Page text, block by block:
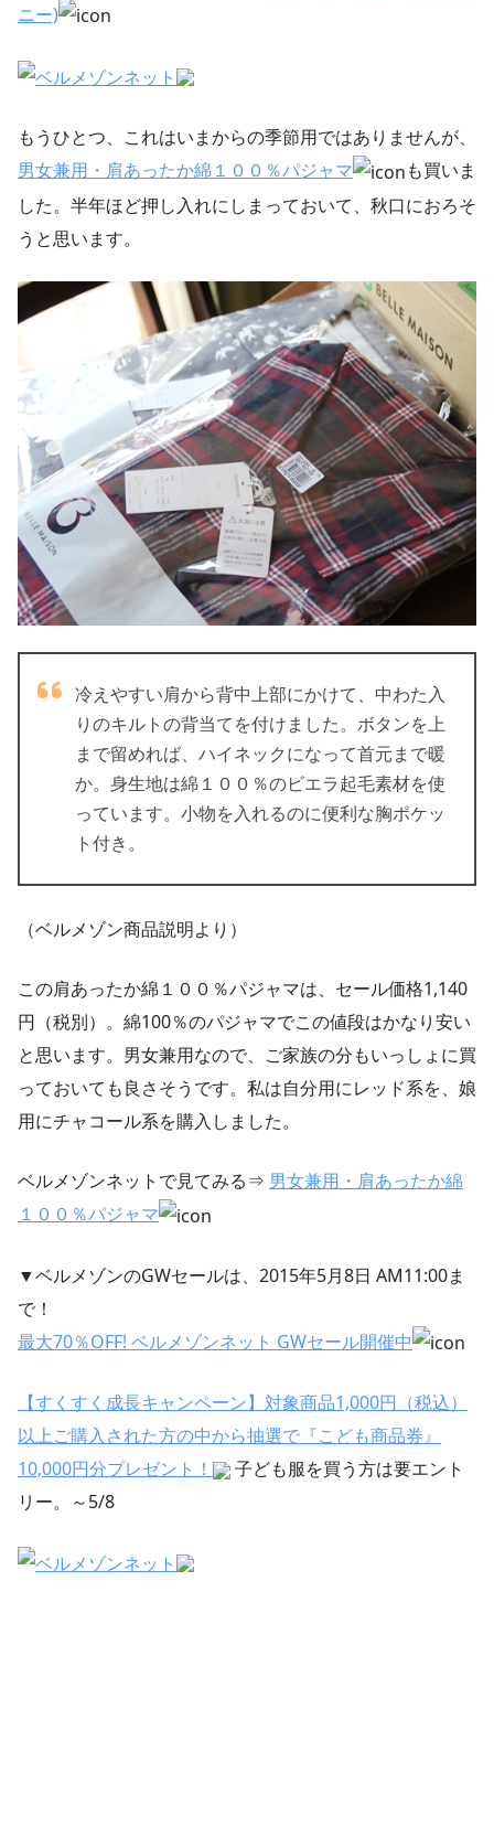
ニー)
もうひとつ、これはいまからの季節用ではありませんが、
男女兼用・肩あったか綿１００％パジャマ
も買いま
した。半年ほど押し入れにしまっておいて、秋口におろそ
うと思います。
冷えやすい肩から背中上部にかけて、中わた入
りのキルトの背当てを付けました。ボタンを上
まで留めれば、ハイネックになって首元まで暖
か。身生地は綿１００％のビエラ起毛素材を使
っています。小物を入れるのに便利な胸ポケッ
ト付き。
（ベルメゾン商品説明より）
この肩あったか綿１００％パジャマは、セール価格1,140
円（税別）。綿100％のパジャマでこの値段はかなり安い
と思います。男女兼用なので、ご家族の分もいっしょに買
っておいても良さそうです。私は自分用にレッド系を、娘
用にチャコール系を購入しました。
ベルメゾンネットで見てみる⇒ 男女兼用・肩あったか綿
１００％パジャマ
▼ベルメゾンのGWセールは、2015年5月8日 AM11:00ま
で！
最大70％OFF! ベルメゾンネット GWセール開催中
【すくすく成長キャンペーン】対象商品1,000円（税込）
以上ご購入された方の中から抽選で『こども商品券』
10,000円分プレゼント！
子ども服を買う方は要エント
リー。～5/8